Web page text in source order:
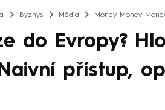
Byznys Média Money Money
do Evropy?
přístup,